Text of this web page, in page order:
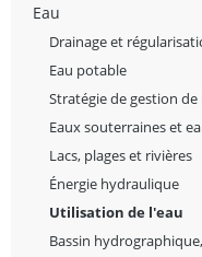
Eau
Drainage et
Eau potable
Stratégie de gestion
Eaux souterraines et
Lacs, plages et rivières
Énergie hydraulique
Utilisation de l'eau
Bassin